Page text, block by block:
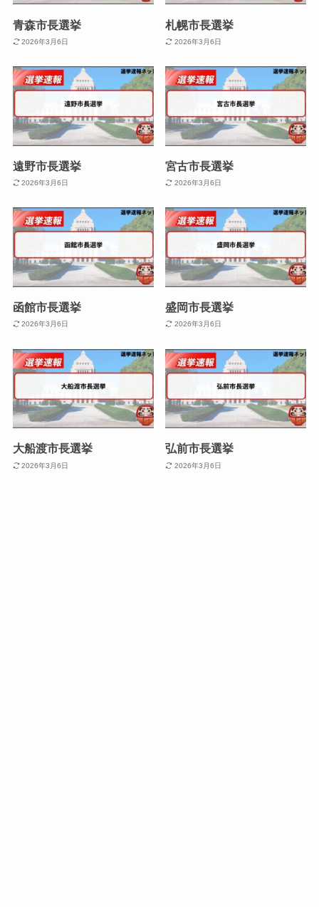
青森市長選挙
2026年3月6日
札幌市長選挙
2026年3月6日
遠野市長選挙
2026年3月6日
宮古市長選挙
2026年3月6日
函館市長選挙
2026年3月6日
盛岡市長選挙
2026年3月6日
大船渡市長選挙
2026年3月6日
弘前市長選挙
2026年3月6日